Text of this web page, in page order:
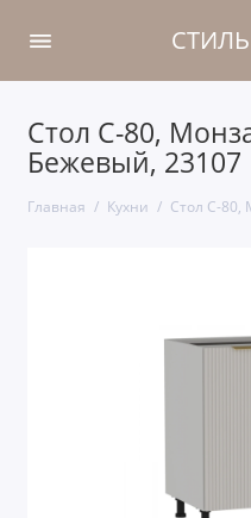
Стол С-80,
Бежевый, 23107
Главная Кухни Стол С-80,